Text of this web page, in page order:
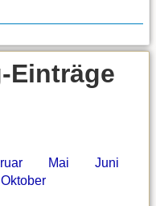
Einträge
Mai
Juni
Oktober